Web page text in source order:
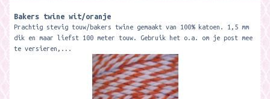
Bakers twine wit/oranje
Prachtig stevig touw/bakers twine gemaakt van 100% katoen. 1,5 mm
dik en maar liefst 100 meter touw. Gebruik het o.a. om je post mee
te versieren,...